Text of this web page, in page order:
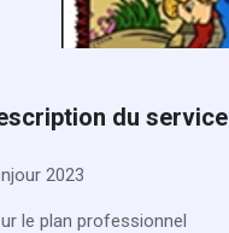
du service
2023
le plan professionnel